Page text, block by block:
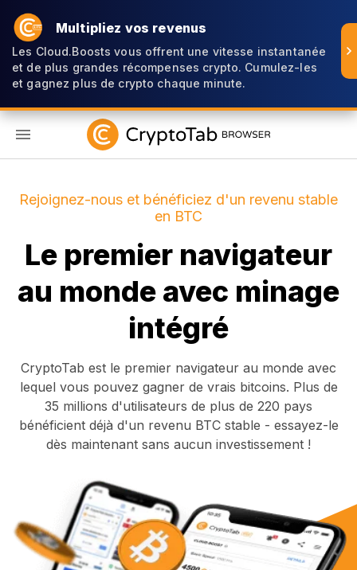
Multipliez vos revenus
Les Cloud.Boosts vous offrent une vitesse instantanée
et de plus grandes récompenses crypto. Cumulez-les
et gagnez plus de crypto chaque minute.
Rejoignez-nous et bénéficiez d'un revenu stable
en BTC
Le premier navigateur
au monde avec minage
intégré
CryptoTab est le premier navigateur au monde avec
lequel vous pouvez gagner de vrais bitcoins. Plus de
35 millions d'utilisateurs de plus de 220 pays
bénéficient déjà d'un revenu BTC stable - essayez-le
dès maintenant sans aucun investissement !